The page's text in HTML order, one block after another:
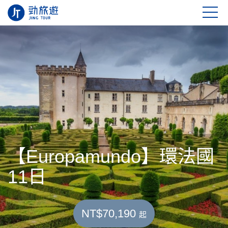
【Europamundo】環法國
11日
NT$70,190 起